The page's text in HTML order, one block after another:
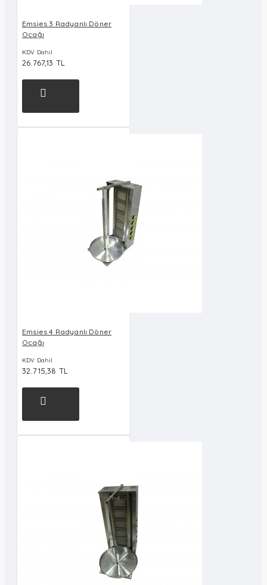
Emsies 3 Radyanlı Döner
Ocağı
KDV Dahil
26.767,13 TL
Emsies 4 Radyanlı Döner
Ocağı
KDV Dahil
32.715,38 TL